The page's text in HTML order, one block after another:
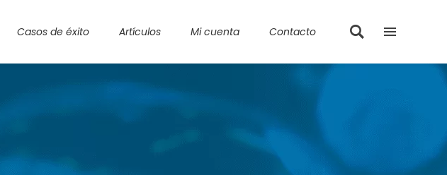
Casos de éxito Artículos Mi cuenta Contacto